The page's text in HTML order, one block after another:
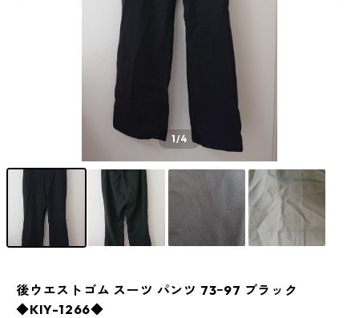
1/4
後ウエストゴム スーツ パンツ 73ｰ97 ブラック
◆KIY-1266◆